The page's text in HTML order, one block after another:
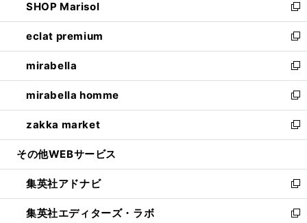
く
で
開
く
ド
ウ
で
開
く
ィ
ン
ド
ウ
で
開
く
い
ウ
ィ
ン
ド
ウ
で
開
く
SHOP Marisol
新
し
い
ウ
ィ
ン
ド
ウ
で
開
eclat premium
新
し
い
ウ
ィ
ン
ド
ウ
開
く
mirabella
新
し
い
ウ
ィ
ン
ウ
で
開
く
mirabella homme
新
し
い
ウ
ン
ド
ウ
で
zakka market
新
し
ウ
ィ
ン
ド
その他WEBサービス
集英社アドナビ
新
し
い
集英社エディターズ・ラボ 新